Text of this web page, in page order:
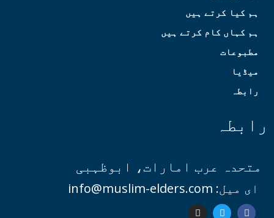
ہم کیا کرتے ہیں
ہم کہاں کام کرتے ہیں
مطبوعات
میڈیا
رابطہ
رابطہ
متحدہ عرب امارات، ابوظہبی
ای میل: info@muslim-elders.com